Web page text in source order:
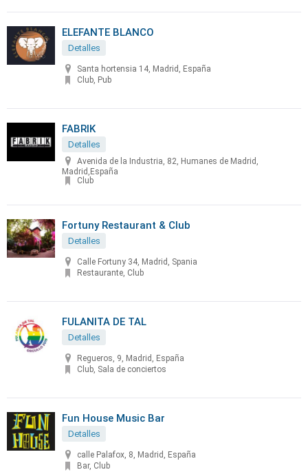
ELEFANTE BLANCO
Detalles
Santa hortensia 14, Madrid, España
Club, Pub
FABRIK
Detalles
Avenida de la Industria, 82, Humanes de Madrid,
Madrid,España
Club
Fortuny Restaurant & Club
Detalles
Calle Fortuny 34, Madrid, Spania
Restaurante, Club
FULANITA DE TAL
Detalles
Regueros, 9, Madrid, España
Club, Sala de conciertos
Fun House Music Bar
Detalles
calle Palafox, 8, Madrid, España
Bar, Club